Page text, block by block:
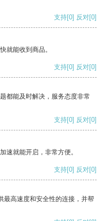
支持[0] 反对[0]
就能收到商品。
支持[0] 反对[0]
都能及时解决，服务态度非常
支持[0] 反对[0]
速就能开启，非常方便。
支持[0] 反对[0]
最高速度和安全性的连接，并帮